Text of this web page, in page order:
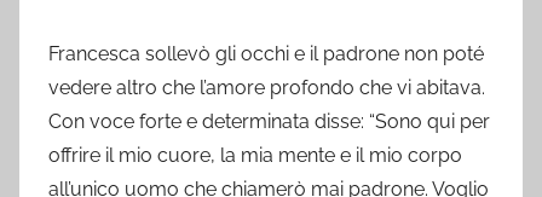
Francesca sollevò gli occhi e il padrone non poté
vedere altro che l’amore profondo che vi abitava.
Con voce forte e determinata disse: “Sono qui per
offrire il mio cuore, la mia mente e il mio corpo
all’unico uomo che chiamerò mai padrone. Voglio